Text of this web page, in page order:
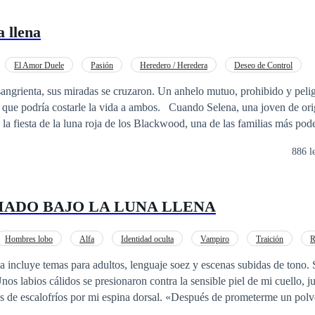
llena
El Amor Duele Pasión Heredero / Heredera
Deseo de Control
sus miradas se cruzaron. Un anhelo mutuo, prohibido y
la vida a ambos. Cuando Selena, una joven de origen humilde,
fiesta de la luna roja de los Blackwood, una de las familias más
que algo no anda bien. La familia Blackwood guarda secretos
distancia.En la oscuridad de la noche, sus cuerpos se buscaban con
se cernían sobre ellos como una sombra. ¿Podrían sobrevivir a la fuerza
en un baile mortal.
886
BAJO LA LUNA LLENA
Hombres lobo Alfa Identidad oculta Vampiro Traición
mi espina dorsal. «Después de prometerme un polvo caliente,